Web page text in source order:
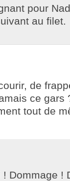
pour
au filet.
de
ce gars
tout de
Dommage !